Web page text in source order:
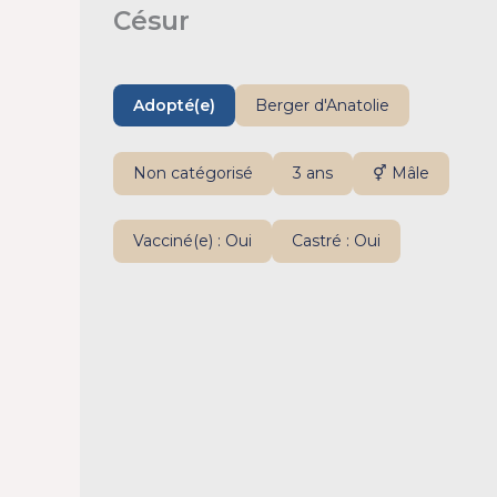
Césur
Adopté(e) Berger d'Anatolie
Non catégorisé 3 ans ⚥ Mâle
Vacciné(e) : Oui Castré : Oui